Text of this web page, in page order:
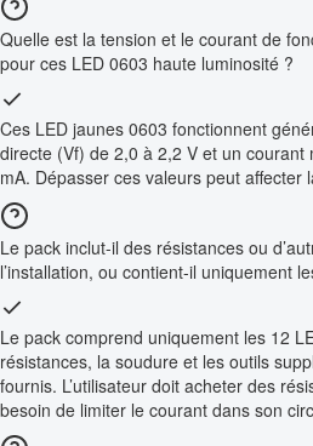
Quelle est la tension et le courant de
pour ces LED 0603 haute luminosité ?
Ces LED jaunes 0603 fonctionnent
directe (Vf) de 2,0 à 2,2 V et un
mA. Dépasser ces valeurs peut affecter
Le pack inclut-il des résistances ou
l’installation, ou contient-il uniquement
Le pack comprend uniquement les 12
résistances, la soudure et les outils
fournis. L’utilisateur doit acheter des
besoin de limiter le courant dans son